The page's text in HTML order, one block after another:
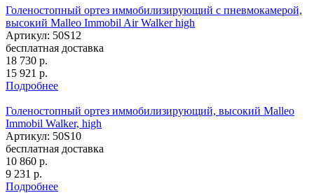
Голеностопный ортез иммобилизирующий с пневмокамерой,
высокий Malleo Immobil Air Walker high
Артикул: 50S12
бесплатная доставка
18 730 р.
15 921 р.
Подробнее
Голеностопный ортез иммобилизирующий, высокий Malleo
Immobil Walker, high
Артикул: 50S10
бесплатная доставка
10 860 р.
9 231 р.
Подробнее